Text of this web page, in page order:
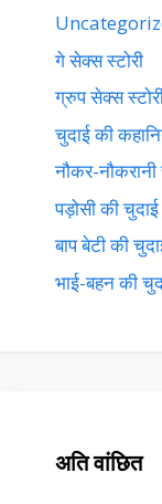
गे सेक्स स्टोरी
ग्रुप सेक्स
चुदाई की
नौकर-नौकरानी
पड़ोसी की चुदाई
बाप बेटी की
भाई-बहन की
अति वांछित